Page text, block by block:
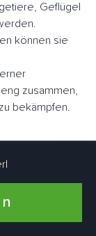
Geflügel
können sie
zusammen,
bekämpfen.
und Häusern
leben. Auch
von Haustieren